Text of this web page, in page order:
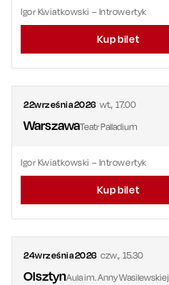
Igor Kwiatkowski – Introwertyk
Kup bilet
22września2026 wt., 17.00
WarszawaTeatr Palladium
Igor Kwiatkowski – Introwertyk
Kup bilet
24września2026 czw., 15.30
OlsztynAula im. Anny Wasilewskiej